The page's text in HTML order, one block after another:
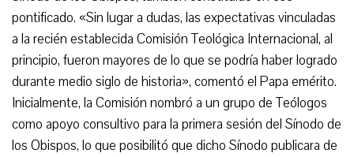
pontificado. «Sin lugar a dudas, las expectativas vinculadas
a la recién establecida Comisión Teológica Internacional, al
principio, fueron mayores de lo que se podría haber logrado
durante medio siglo de historia», comentó el Papa emérito.
Inicialmente, la Comisión nombró a un grupo de Teólogos
como apoyo consultivo para la primera sesión del Sínodo de
los Obispos, lo que posibilitó que dicho Sínodo publicara de